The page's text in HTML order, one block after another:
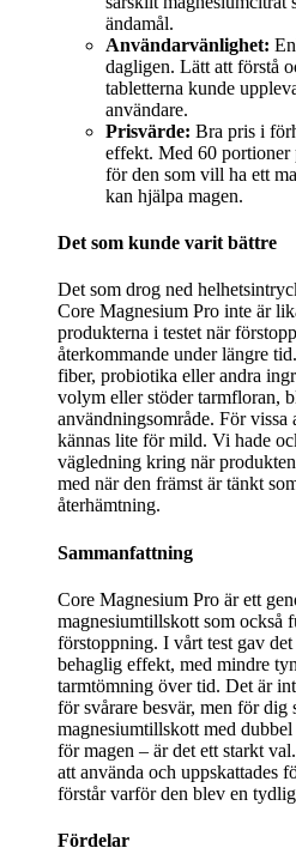
ändamål.
Användarvänlighet:
dagligen. Lätt att förstå
tabletterna kunde
användare.
Prisvärde: Bra pris i
effekt. Med 60 portioner
för den som vill ha ett
kan hjälpa magen.
Det som kunde varit bättre
Det som drog ned
Core Magnesium Pro inte är
produkterna i testet när
återkommande under längre
fiber, probiotika eller andra
volym eller stöder tarmfloran,
användningsområde. För vissa
kännas lite för mild. Vi hade
vägledning kring när
med när den främst är tänkt
återhämtning.
Sammanfattning
Core Magnesium Pro är ett
magnesiumtillskott som
förstoppning. I vårt test gav
behaglig effekt, med mindre
tarmtömning över tid. Det är
för svårare besvär, men för dig
magnesiumtillskott med
för magen – är det ett starkt
att använda och uppskattades
förstår varför den blev en
Fördelar